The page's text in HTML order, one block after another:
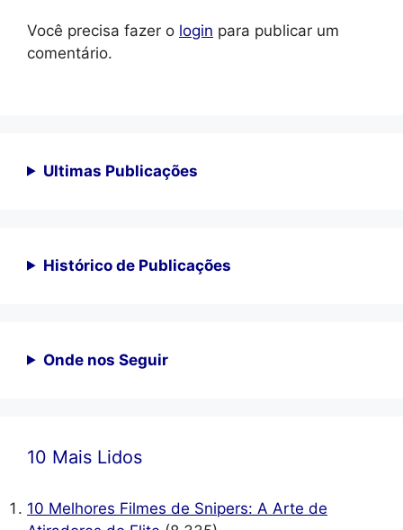
Você precisa fazer o login para publicar um
comentário.
Ultimas Publicações
Histórico de Publicações
Onde nos Seguir
10 Mais Lidos
10 Melhores Filmes de Snipers: A Arte de